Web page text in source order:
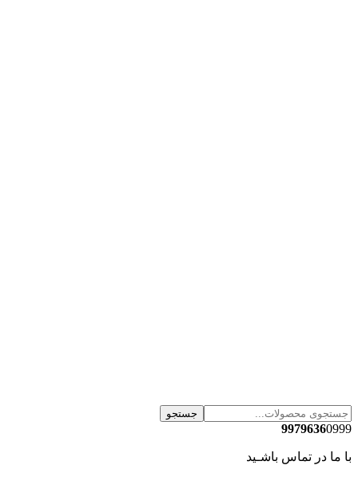
جستجو
99796360999
با ما در تماس باشـید